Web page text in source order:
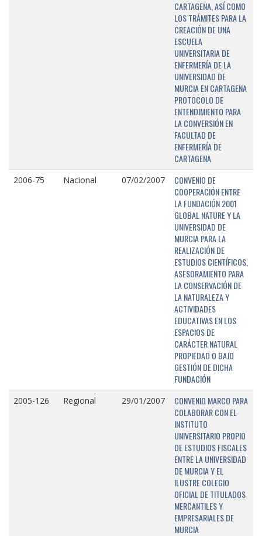
CARTAGENA, ASÍ COMO
LOS TRÁMITES PARA LA
CREACIÓN DE UNA
ESCUELA
UNIVERSITARIA DE
ENFERMERÍA DE LA
UNIVERSIDAD DE
MURCIA EN CARTAGENA
PROTOCOLO DE
ENTENDIMIENTO PARA
LA CONVERSIÓN EN
FACULTAD DE
ENFERMERÍA DE
CARTAGENA
2006-75 Nacional 07/02/2007
CONVENIO DE
COOPERACIÓN ENTRE
LA FUNDACIÓN 2001
GLOBAL NATURE Y LA
UNIVERSIDAD DE
MURCIA PARA LA
REALIZACIÓN DE
ESTUDIOS CIENTÍFICOS,
ASESORAMIENTO PARA
LA CONSERVACIÓN DE
LA NATURALEZA Y
ACTIVIDADES
EDUCATIVAS EN LOS
ESPACIOS DE
CARÁCTER NATURAL
PROPIEDAD O BAJO
GESTIÓN DE DICHA
FUNDACIÓN
2005-126 Regional 29/01/2007
CONVENIO MARCO PARA
COLABORAR CON EL
INSTITUTO
UNIVERSITARIO PROPIO
DE ESTUDIOS FISCALES
ENTRE LA UNIVERSIDAD
DE MURCIA Y EL
ILUSTRE COLEGIO
OFICIAL DE TITULADOS
MERCANTILES Y
EMPRESARIALES DE
MURCIA